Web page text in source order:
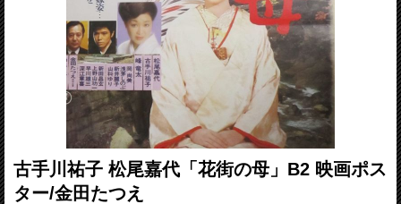
古手川祐子 松尾嘉代「花街の母」B2 映画ポス
ター/金田たつえ